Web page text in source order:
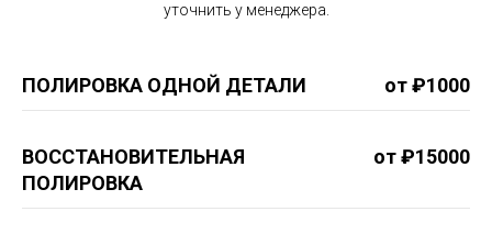
уточнить у менеджера.
ПОЛИРОВКА ОДНОЙ ДЕТАЛИ от ₽1000
ВОССТАНОВИТЕЛЬНАЯ
ПОЛИРОВКА
от ₽15000